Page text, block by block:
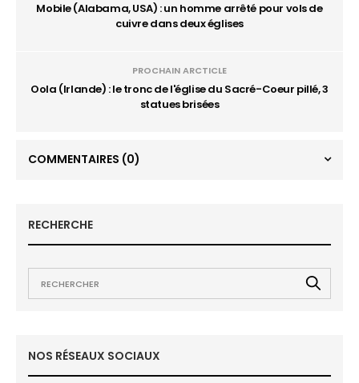
Mobile (Alabama, USA) : un homme arrêté pour vols de
cuivre dans deux églises
PROCHAIN ARCTICLE
Oola (Irlande) : le tronc de l'église du Sacré-Coeur pillé, 3
statues brisées
COMMENTAIRES (0)
RECHERCHE
NOS RÉSEAUX SOCIAUX